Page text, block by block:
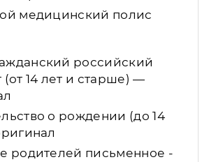
медицинский полис
российский
(от 14 лет и старше) —
о рождении (до 14
родителей письменное -